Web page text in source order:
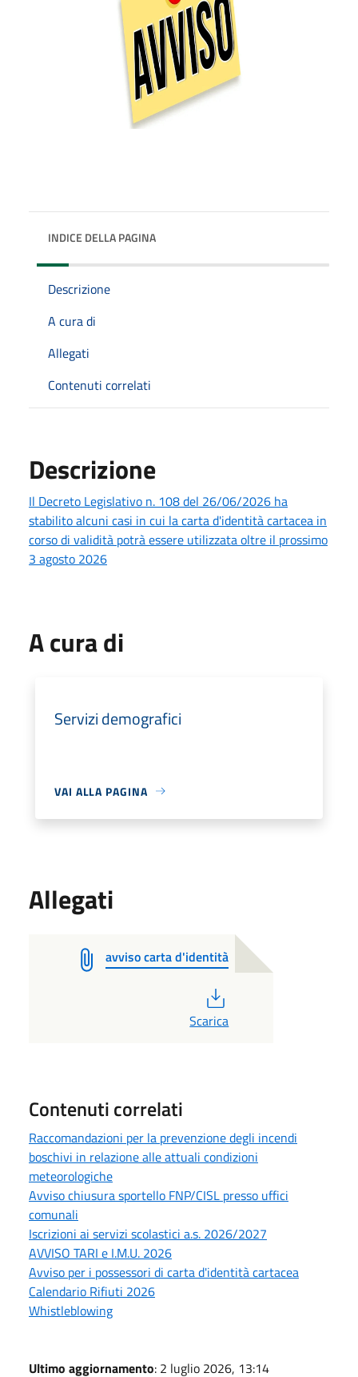
INDICE DELLA PAGINA
Descrizione
A cura di
Allegati
Contenuti correlati
Descrizione
Il Decreto Legislativo n. 108 del 26/06/2026 ha
stabilito alcuni casi in cui la carta d'identità cartacea in
corso di validità potrà essere utilizzata oltre il prossimo
3 agosto 2026
A cura di
Servizi demografici
VAI ALLA PAGINA
Allegati
avviso carta d'identità
Scarica
Contenuti correlati
Raccomandazioni per la prevenzione degli incendi
boschivi in relazione alle attuali condizioni
meteorologiche
Avviso chiusura sportello FNP/CISL presso uffici
comunali
Iscrizioni ai servizi scolastici a.s. 2026/2027
AVVISO TARI e I.M.U. 2026
Avviso per i possessori di carta d'identità cartacea
Calendario Rifiuti 2026
Whistleblowing
Ultimo aggiornamento: 2 luglio 2026, 13:14